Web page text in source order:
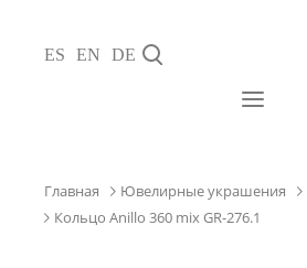
ES EN DE
Главная Ювелирные украшения
Кольцо Anillo 360 mix GR-276.1